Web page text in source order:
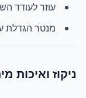
עוזר לעודד
מנטר הגדלת
ניקוז ואיכות